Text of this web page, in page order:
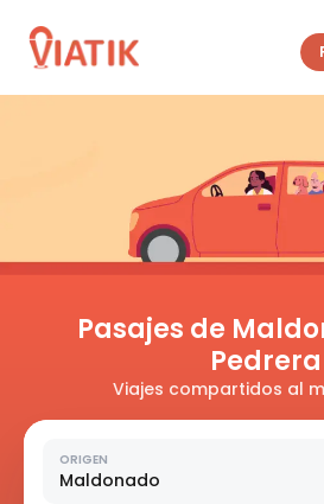
Pasajes de
Pedrera
Viajes compartidos al
ORIGEN
Maldonado